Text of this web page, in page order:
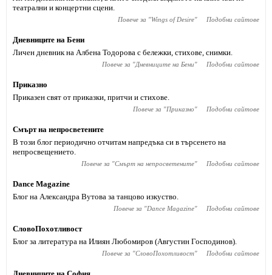
театрални и концертни сцени.
Повече за "Wings of Desire" Подобни сайтове
Дневниците на Бени
Личен дневник на Албена Тодорова с бележки, стихове, снимки.
Повече за "Дневниците на Бени" Подобни сайтове
Приказно
Приказен свят от приказки, притчи и стихове.
Повече за "Приказно" Подобни сайтове
Смърт на непросветените
В този блог периодично отчитам напредъка си в търсенето на
непросвещението.
Повече за "Смърт на непросветените" Подобни сайтове
Dance Magazine
Блог на Александра Вутова за танцово изкуство.
Повече за "Dance Magazine" Подобни сайтове
СловоПохотливост
Блог за литература на Илиян Любомиров (Августин Господинов).
Повече за "СловоПохотливост" Подобни сайтове